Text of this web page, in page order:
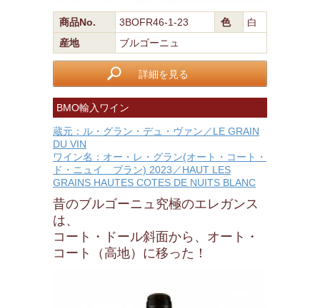
商品No. 3BOFR46-1-23 色
白
産地
ブルゴーニュ
詳細を見る
BMO輸入ワイン
蔵元：ル・グラン・デュ・ヴァン／LE GRAIN
DU VIN
ワイン名：オー・レ・グラン(オート・コート・
ド・ニュイ ブラン) 2023／HAUT LES
GRAINS HAUTES COTES DE NUITS BLANC
昔のブルゴーニュ究極のエレガンス
は、
コート・ドール斜面から、オート・
コート（高地）に移った！